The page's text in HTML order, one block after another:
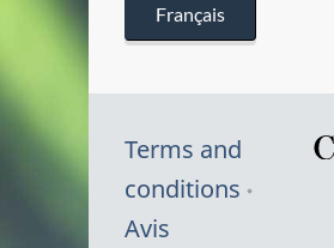
Français
Terms and
conditions
Avis